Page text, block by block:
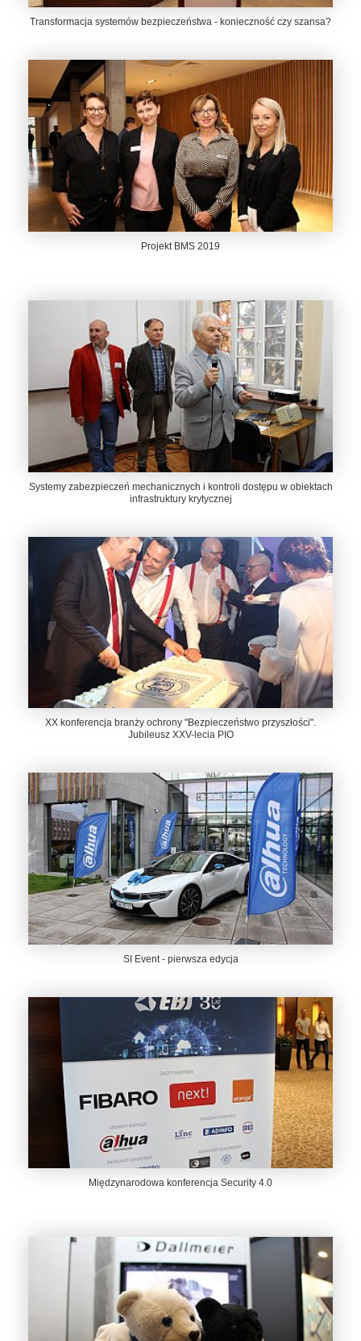
Transformacja systemów bezpieczeństwa - konieczność czy szansa?
Projekt BMS 2019
Systemy zabezpieczeń mechanicznych i kontroli dostępu w obiektach
infrastruktury krytycznej
XX konferencja branży ochrony "Bezpieczeństwo przyszłości".
Jubileusz XXV-lecia PIO
SI Event - pierwsza edycja
Międzynarodowa konferencja Security 4.0